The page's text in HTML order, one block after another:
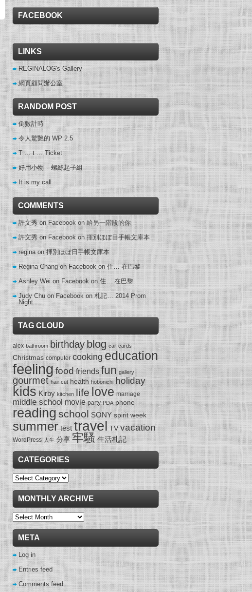
FACEBOOK
LINKS
REGINALOG's Gallery
網頁顧問辦公室
RANDOM POST
倒數計時
令人驚艷的 WP 2.5
T … t … Ticket
好用小物 – 螺絲起子組
It is my call
COMMENTS
許文秀 on Facebookon給另一階段的你
許文秀 on Facebookon揮別ほぼ日手帳文庫本
reginaon揮別ほぼ日手帳文庫本
Regina Chang on Facebookon住… 在巴黎
Ashley Wei on Facebookon住… 在巴黎
Judy Chu on Facebookon札記… 2014 Prom
Night
TAG CLOUD
alex bathroom birthday blog car cards
Christmas computer cooking education
feeling food friends fun gallery
gourmet hair cut health hobonichi holiday
kids Kirby kitchen life love marriage
middle school movie party PDA phone
readingschool SONY spirit week
summer test travel TV vacation
WordPress 人生 分享 牢騷 生活札記
CATEGORIES
Categories
MONTHLY ARCHIVE
Monthly
Archive
META
Log in
Entries feed
Comments feed